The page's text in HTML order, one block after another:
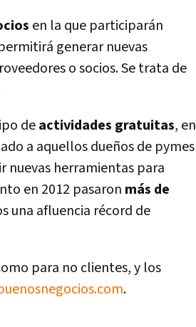
en la que participarán
generar nuevas
o socios. Se trata de
deactividades gratuitas, en
a aquellos dueños de pymes
nuevas herramientas para
en 2012 pasaron más de
una afluencia récord de
para no clientes, y los
.